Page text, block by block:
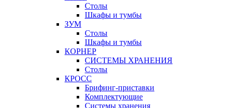
Столы
Шкафы и тумбы
ЗУМ
Столы
Шкафы и тумбы
КОРНЕР
СИСТЕМЫ ХРАНЕНИЯ
Столы
КРОСС
Брифинг-приставки
Комплектующие
Системы хранения